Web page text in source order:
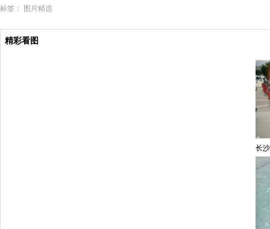
标签： 图片精选
精彩看图
长